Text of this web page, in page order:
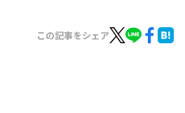
この記事をシェア